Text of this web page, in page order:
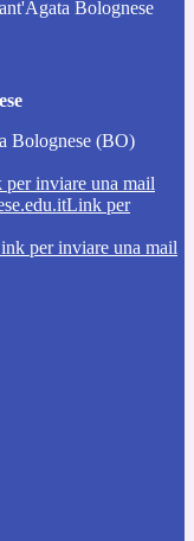
Bolognese
Bolognese (BO)
inviare una mail
Link per
per inviare una mail